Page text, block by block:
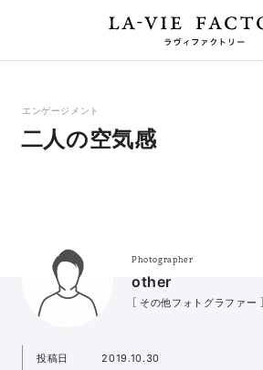
エンゲージメント
二人の空気感
Photographer
other
［ その他フォトグラファー ］
投稿日
2019.10.30